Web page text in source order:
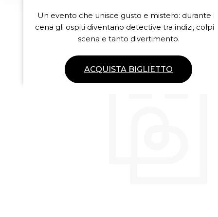
Un evento che unisce gusto e mistero: durante
cena gli ospiti diventano detective tra indizi, colpi
scena e tanto divertimento.
ACQUISTA BIGLIETTO